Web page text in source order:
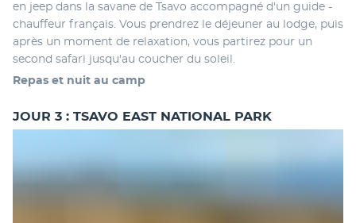
en jeep dans la savane de Tsavo accompagné d'un guide -
chauffeur français. Vous prendrez le déjeuner au lodge, puis
après un moment de relaxation, vous partirez pour un
second safari jusqu'au coucher du soleil.
Repas et nuit au camp
JOUR 3 : TSAVO EAST NATIONAL PARK